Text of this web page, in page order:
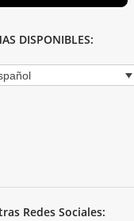
DISPONIBLES:
Redes Sociales: